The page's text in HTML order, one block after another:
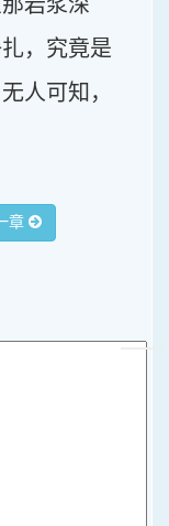
，究竟是
人可知，
章